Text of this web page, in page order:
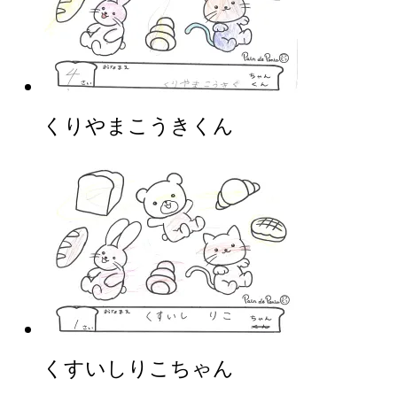
くりやまこうきくん
くすいしりこちゃん